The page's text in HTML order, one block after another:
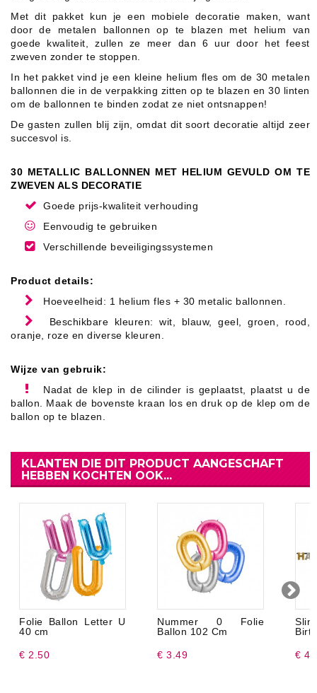
Met dit pakket kun je een mobiele decoratie maken, want
door de metalen ballonnen op te blazen met helium van
goede kwaliteit, zullen ze meer dan 6 uur door het feest
zweven zonder te stoppen.
In het pakket vind je een kleine helium fles om de 30 metalen
ballonnen die in de verpakking zitten op te blazen en 30 linten
om de ballonnen te binden zodat ze niet ontsnappen!
De gasten zullen blij zijn, omdat dit soort decoratie altijd zeer
succesvol is.
30 METALLIC BALLONNEN MET HELIUM GEVULD OM TE
ZWEVEN ALS DECORATIE
Goede prijs-kwaliteit verhouding
Eenvoudig te gebruiken
Verschillende beveiligingssystemen
Product details:
Hoeveelheid: 1 helium fles + 30 metalic ballonnen.
Beschikbare kleuren: wit, blauw, geel, groen, rood,
oranje, roze en diverse kleuren.
Wijze van gebruik:
Nadat de klep in de cilinder is geplaatst, plaatst u de
ballon. Maak de bovenste kraan los en druk op de klep om de
ballon op te blazen.
KLANTEN DIE DIT PRODUCT AANGESCHAFT
HEBBEN KOCHTEN OOK...
Folie Ballon Letter U
40 cm
€ 2.50
Nummer 0 Folie
Ballon 102 Cm
€ 3.49 €